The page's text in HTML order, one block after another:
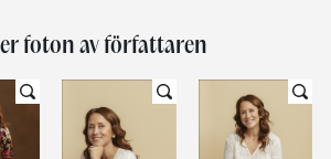
foton av författaren